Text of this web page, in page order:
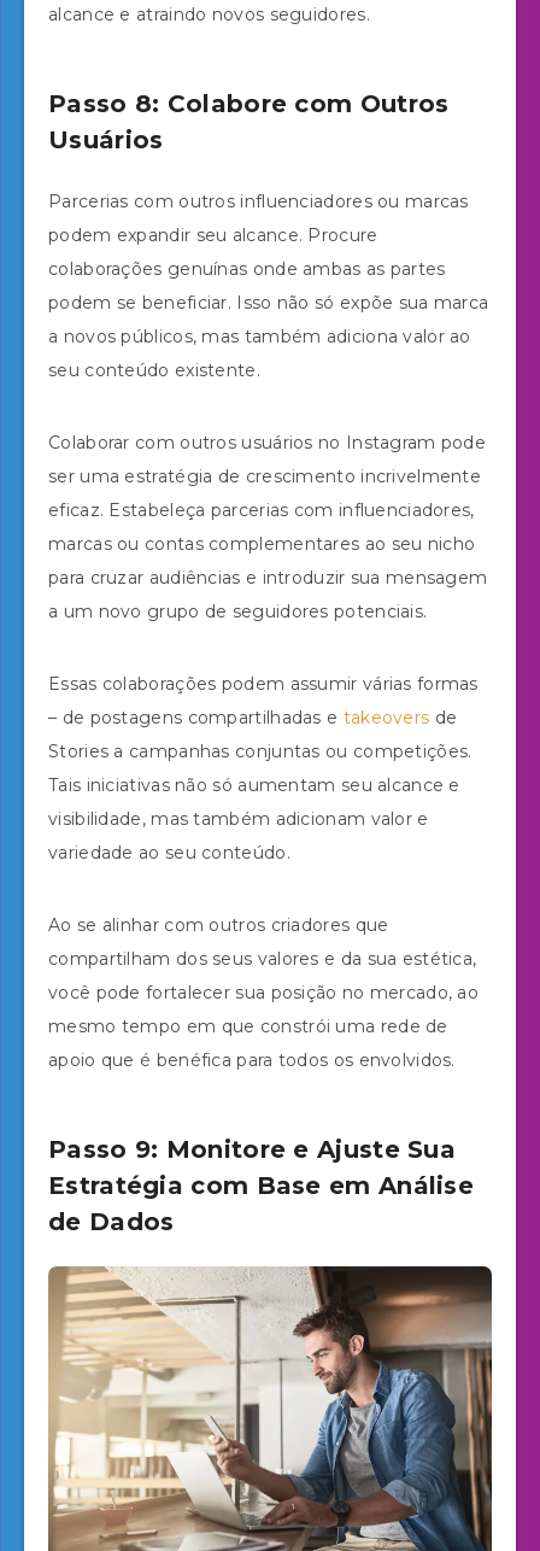
alcance e atraindo novos seguidores.
Passo 8: Colabore com Outros
Usuários
Parcerias com outros influenciadores ou marcas
podem expandir seu alcance. Procure
colaborações genuínas onde ambas as partes
podem se beneficiar. Isso não só expõe sua marca
a novos públicos, mas também adiciona valor ao
seu conteúdo existente.
Colaborar com outros usuários no Instagram pode
ser uma estratégia de crescimento incrivelmente
eficaz. Estabeleça parcerias com influenciadores,
marcas ou contas complementares ao seu nicho
para cruzar audiências e introduzir sua mensagem
a um novo grupo de seguidores potenciais.
Essas colaborações podem assumir várias formas
– de postagens compartilhadas e takeovers de
Stories a campanhas conjuntas ou competições.
Tais iniciativas não só aumentam seu alcance e
visibilidade, mas também adicionam valor e
variedade ao seu conteúdo.
Ao se alinhar com outros criadores que
compartilham dos seus valores e da sua estética,
você pode fortalecer sua posição no mercado, ao
mesmo tempo em que constrói uma rede de
apoio que é benéfica para todos os envolvidos.
Passo 9: Monitore e Ajuste Sua
Estratégia com Base em Análise
de Dados